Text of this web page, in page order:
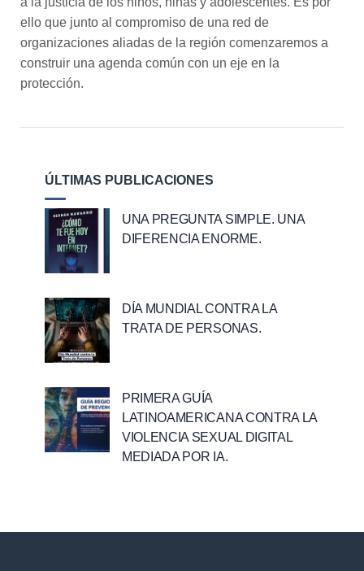
ello que junto al compromiso de una red de
organizaciones aliadas de la región comenzaremos a
construir una agenda común con un eje en la
protección.
ÚLTIMAS PUBLICACIONES
UNA PREGUNTA SIMPLE. UNA
DIFERENCIA ENORME.
DÍA MUNDIAL CONTRA LA
TRATA DE PERSONAS.
PRIMERA GUÍA
LATINOAMERICANA CONTRA LA
VIOLENCIA SEXUAL DIGITAL
MEDIADA POR IA.